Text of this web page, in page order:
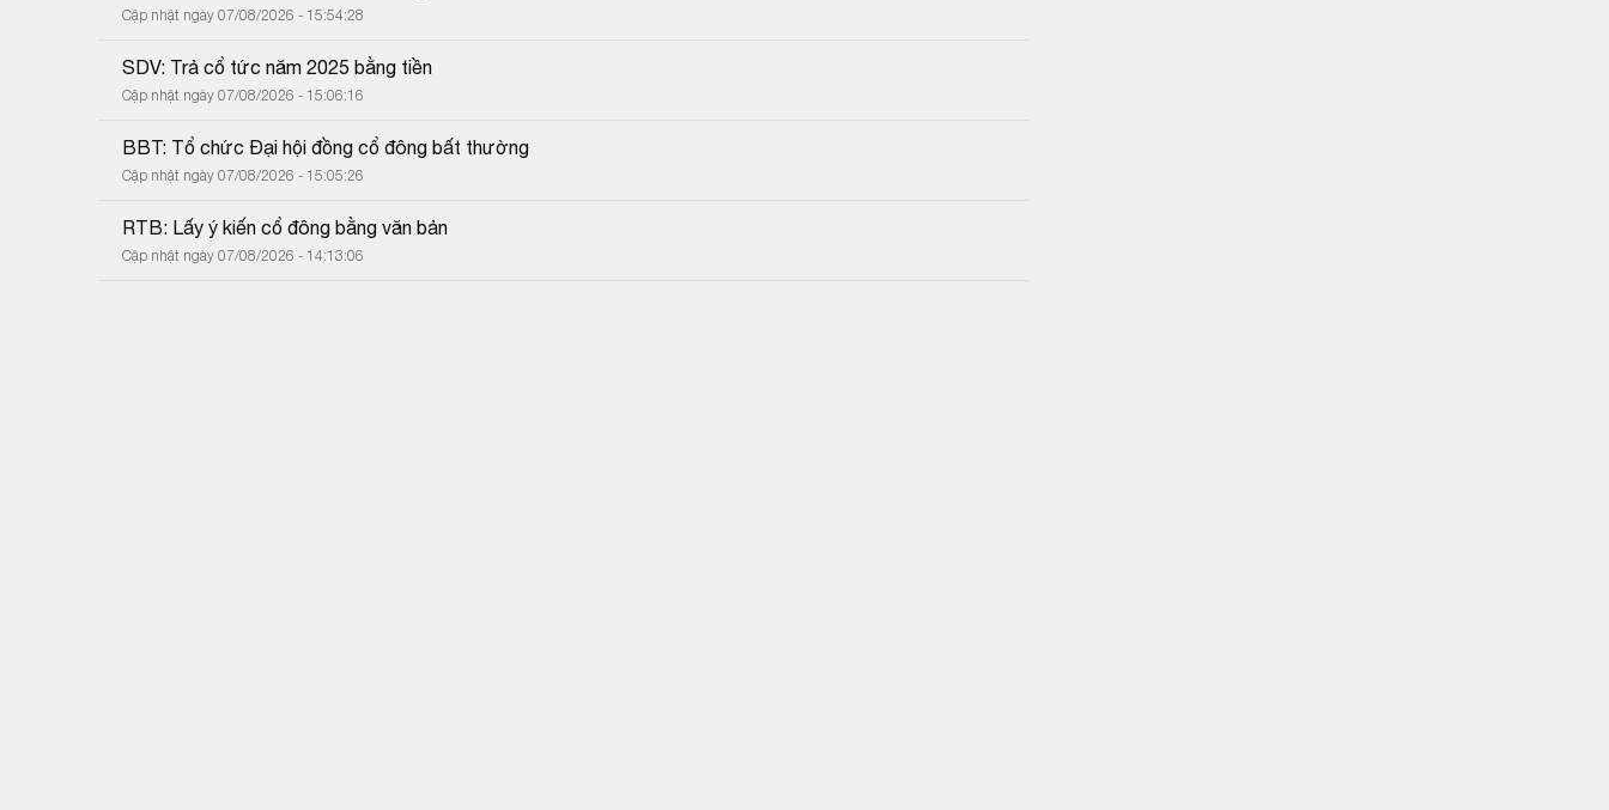
Cập nhật ngày 07/08/2026 - 15:54:28
SDV: Trả cổ tức năm 2025 bằng tiền
Cập nhật ngày 07/08/2026 - 15:06:16
BBT: Tổ chức Đại hội đồng cổ đông bất thường
Cập nhật ngày 07/08/2026 - 15:05:26
RTB: Lấy ý kiến cổ đông bằng văn bản
Cập nhật ngày 07/08/2026 - 14:13:06